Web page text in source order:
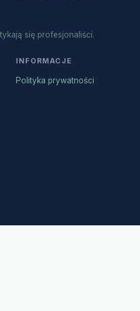
się profesjonaliści.
INFORMACJE
Polityka prywatności